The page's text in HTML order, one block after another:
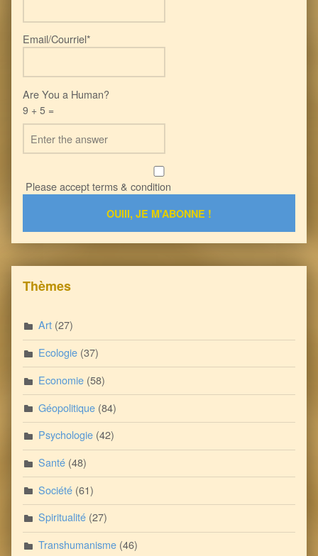
Email/Courriel*
Are You a Human?
9 + 5 =
Please accept terms & condition
Thèmes
Art (27)
Ecologie (37)
Economie (58)
Géopolitique (84)
Psychologie (42)
Santé (48)
Société (61)
Spiritualité (27)
Transhumanisme (46)